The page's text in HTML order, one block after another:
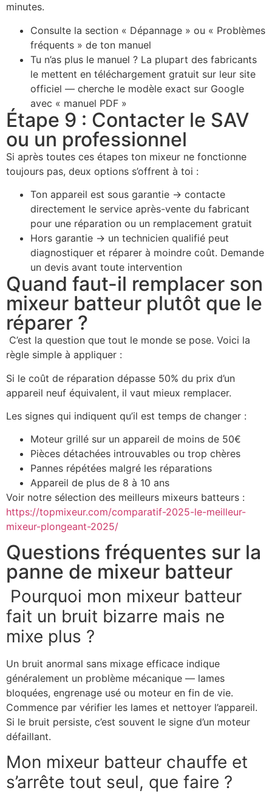
minutes.
Consulte la section « Dépannage » ou « Problèmes
fréquents » de ton manuel
Tu n’as plus le manuel ? La plupart des fabricants
le mettent en téléchargement gratuit sur leur site
officiel — cherche le modèle exact sur Google
avec « manuel PDF »
Étape 9 : Contacter le SAV
ou un professionnel
Si après toutes ces étapes ton mixeur ne fonctionne
toujours pas, deux options s’offrent à toi :
Ton appareil est sous garantie → contacte
directement le service après-vente du fabricant
pour une réparation ou un remplacement gratuit
Hors garantie → un technicien qualifié peut
diagnostiquer et réparer à moindre coût. Demande
un devis avant toute intervention
Quand faut-il remplacer son
mixeur batteur plutôt que le
réparer ?
C’est la question que tout le monde se pose. Voici la
règle simple à appliquer :
Si le coût de réparation dépasse 50% du prix d’un
appareil neuf équivalent, il vaut mieux remplacer.
Les signes qui indiquent qu’il est temps de changer :
Moteur grillé sur un appareil de moins de 50€
Pièces détachées introuvables ou trop chères
Pannes répétées malgré les réparations
Appareil de plus de 8 à 10 ans
Voir notre sélection des meilleurs mixeurs batteurs :
https://topmixeur.com/comparatif-2025-le-meilleur-
mixeur-plongeant-2025/
Questions fréquentes sur la
panne de mixeur batteur
Pourquoi mon mixeur batteur
fait un bruit bizarre mais ne
mixe plus ?
Un bruit anormal sans mixage efficace indique
généralement un problème mécanique — lames
bloquées, engrenage usé ou moteur en fin de vie.
Commence par vérifier les lames et nettoyer l’appareil.
Si le bruit persiste, c’est souvent le signe d’un moteur
défaillant.
Mon mixeur batteur chauffe et
s’arrête tout seul, que faire ?